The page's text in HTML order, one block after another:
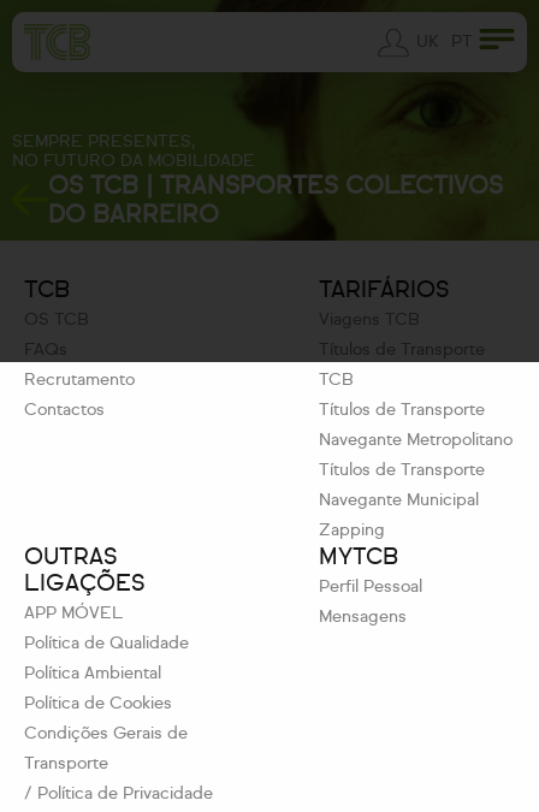
UK PT
SEMPRE PRESENTES,
NO FUTURO DA MOBILIDADE
OS TCB | TRANSPORTES COLECTIVOS
DO BARREIRO
TCB
OS TCB
FAQs
Recrutamento
Contactos
TARIFÁRIOS
Viagens TCB
Títulos de Transporte
TCB
Títulos de Transporte
Navegante Metropolitano
Títulos de Transporte
Navegante Municipal
Zapping
OUTRAS
LIGAÇÕES
APP MÓVEL
Política de Qualidade
Política Ambiental
Política de Cookies
Condições Gerais de
Transporte
/ Política de Privacidade
MYTCB
Perfil Pessoal
Mensagens